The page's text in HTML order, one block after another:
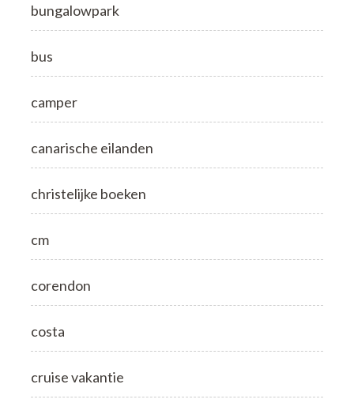
bungalowpark
bus
camper
canarische eilanden
christelijke boeken
cm
corendon
costa
cruise vakantie